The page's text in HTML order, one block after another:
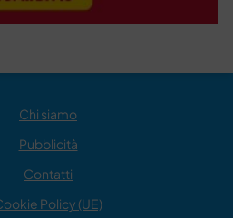
Chi siamo
Pubblicità
Contatti
Policy (UE)